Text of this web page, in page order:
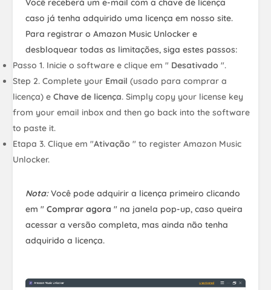
Você receberá um e-mail com a chave de licença
caso já tenha adquirido uma licença em nosso site.
Para registrar o Amazon Music Unlocker e
desbloquear todas as limitações, siga estes passos:
Passo 1. Inicie o software e clique em " Desativado ".
Step 2. Complete your Email (usado para comprar a
licença) eChave de licença. Simply copy your license key
from your email inbox and then go back into the software
to paste it.
Etapa 3. Clique em "Ativação" to register Amazon Music
Unlocker.
Nota: Você pode adquirir a licença primeiro clicando
em " Comprar agora " na janela pop-up, caso queira
acessar a versão completa, mas ainda não tenha
adquirido a licença.